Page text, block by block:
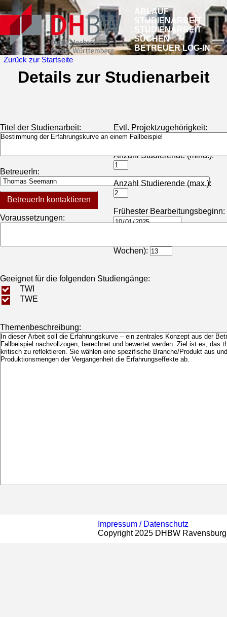
ABLAUF
STUDIENARBEIT
STUDIENARBEIT
SUCHEN
BETREUER LOG-IN
Zurück zur Startseite
Details zur Studienarbeit
Titel der Studienarbeit:
BetreuerIn:
BetreuerIn kontaktieren
Voraussetzungen:
Evtl. Projektzugehörigkeit:
Anzahl Studierende (mind.):
Anzahl Studierende (max.):
Frühester Bearbeitungsbeginn:
Wochen):
Geeignet für die folgenden Studiengänge:
TWI
TWE
Themenbeschreibung:
Impressum / Datenschutz
Copyright 2025 DHBW Ravensburg